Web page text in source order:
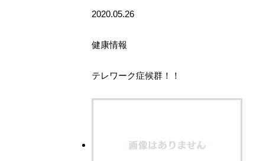
2020.05.26
健康情報
テレワーク症候群！！